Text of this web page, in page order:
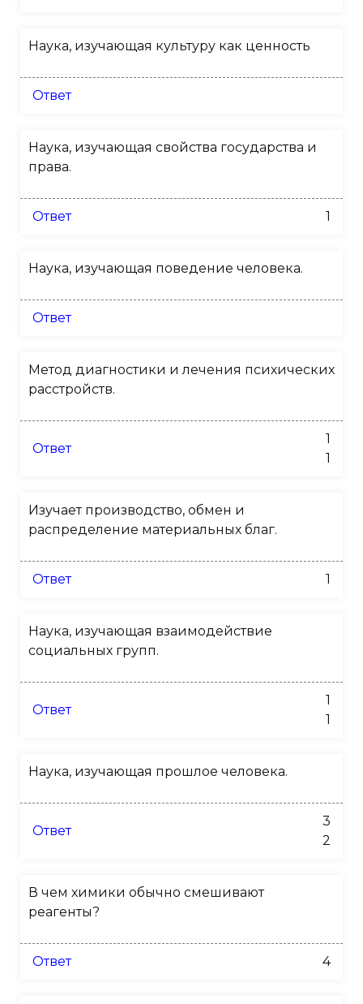
Наука, изучающая культуру как ценность
Ответ
Наука, изучающая свойства государства и
права.
Ответ 1
Наука, изучающая поведение человека.
Ответ
Метод диагностики и лечения психических
расстройств.
Ответ
1
1
Изучает производство, обмен и
распределение материальных благ.
Ответ 1
Наука, изучающая взаимодействие
социальных групп.
Ответ
1
1
Наука, изучающая прошлое человека.
Ответ
3
2
В чем химики обычно смешивают
реагенты?
Ответ 4